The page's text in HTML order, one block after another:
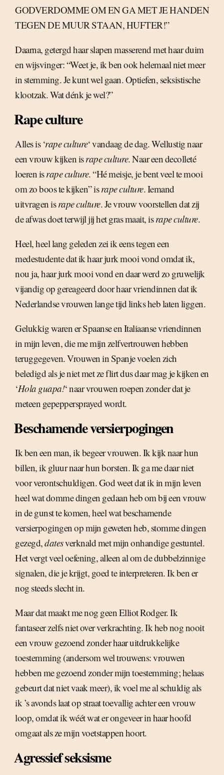
GODVERDOMME OM EN GA MET JE HANDEN
TEGEN DE MUUR STAAN, HUFTER!”
Daarna, getergd haar slapen masserend met haar duim
en wijsvinger: “Weet je, ik ben ook helemaal niet meer
in stemming. Je kunt wel gaan. Optiefen, seksistische
klootzak. Wat dénk je wel?”
Rape culture
Alles is ‘rape culture‘ vandaag de dag. Wellustig naar
een vrouw kijken isrape culture. Naar een decolleté
loeren isrape culture. “Hé meisje, je bent veel te mooi
om zo boos te kijken” isrape culture. Iemand
uitvragen isrape culture. Je vrouw voorstellen dat zij
de afwas doet terwijl jij het gras maait, isrape culture.
Heel, heel lang geleden zei ik eens tegen een
medestudente dat ik haar jurk mooi vond omdat ik,
nou ja, haar jurk mooi vond en daar werd zo gruwelijk
vijandig op gereageerd door haar vriendinnen dat ik
Nederlandse vrouwen lange tijd links heb laten liggen.
Gelukkig waren er Spaanse en Italiaanse vriendinnen
in mijn leven, die me mijn zelfvertrouwen hebben
teruggegeven. Vrouwen in Spanje voelen zich
beledigd als je niet met ze flirt dus daar mag je kijken en
‘Hola guapa!‘ naar vrouwen roepen zonder dat je
meteen gepeppersprayed wordt.
Beschamende versierpogingen
Ik ben een man, ik begeer vrouwen. Ik kijk naar hun
billen, ik gluur naar hun borsten. Ik ga me daar niet
voor verontschuldigen. God weet dat ik in mijn leven
heel wat domme dingen gedaan heb om bij een vrouw
in de gunst te komen, heel wat beschamende
versierpogingen op mijn geweten heb, stomme dingen
gezegd,datesverknald met mijn onhandige gestuntel.
Het vergt veel oefening, alleen al om de dubbelzinnige
signalen, die je krijgt, goed te interpreteren. Ik ben er
nog steeds slecht in.
Maar dat maakt me nog geen Elliot Rodger. Ik
fantaseer zelfs niet over verkrachting. Ik heb nog nooit
een vrouw gezoend zonder haar uitdrukkelijke
toestemming (andersom wel trouwens: vrouwen
hebben me gezoend zonder mijn toestemming; helaas
gebeurt dat niet vaak meer), ik voel me al schuldig als
ik ’s avonds laat op straat toevallig achter een vrouw
loop, omdat ik wéét wat er ongeveer in haar hoofd
omgaat als ze mijn voetstappen hoort.
Agressief seksisme